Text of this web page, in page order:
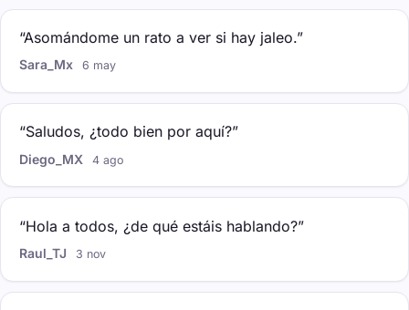
“Asomándome un rato a ver si hay jaleo.”
Sara_Mx 6 may
“Saludos, ¿todo bien por aquí?”
Diego_MX 4 ago
“Hola a todos, ¿de qué estáis hablando?”
Raul_TJ 3 nov